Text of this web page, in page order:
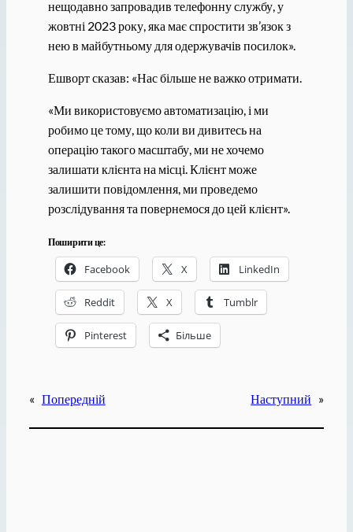
нещодавно запровадив телефонну службу, у
жовтні 2023 року, яка має спростити зв’язок з
нею в майбутньому для одержувачів посилок».
Ешворт сказав: «Нас більше не важко отримати.
«Ми використовуємо автоматизацію, і ми
робимо це тому, що коли ви дивитесь на
операцію такого масштабу, ми не хочемо
залишати клієнта на місці. Клієнт може
залишити повідомлення, ми проведемо
розслідування та повернемося до цей клієнт».
Поширити це:
Facebook X LinkedIn
Reddit X Tumblr
Pinterest Більше
« Попередній Наступний »